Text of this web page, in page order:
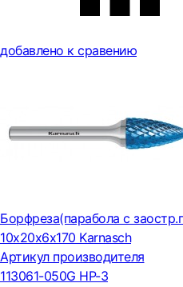
добавлено к сравению
Борфреза(парабола с
10х20х6х170 Karnasch
Артикул производителя
113061-050G HP-3